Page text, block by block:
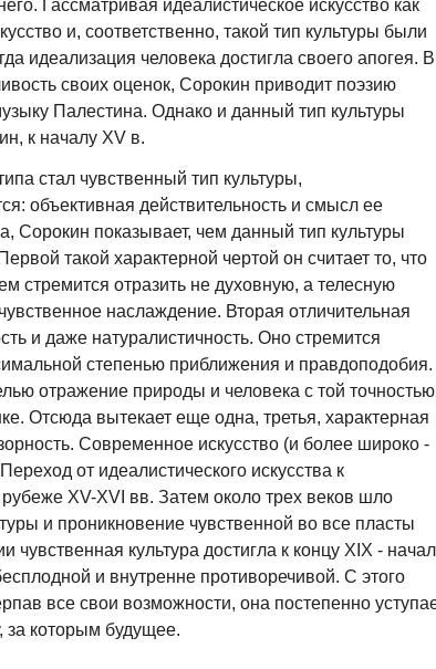
Гассматривая идеалистическое искусство как
и, соответственно, такой тип культуры были
идеализация человека достигла своего апогея. В
своих оценок, Сорокин приводит поэзию
Палестина. Однако и данный тип культуры
к началу XV в.
стал чувственный тип культуры,
объективная действительность и смысл ее
Сорокин показывает, чем данный тип культуры
такой характерной чертой он считает то, что
стремится отразить не духовную, а телесную
наслаждение. Вторая отличительная
и даже натуралистичность. Оно стремится
степенью приближения и правдоподобия.
отражение природы и человека с той
Отсюда вытекает еще одна, третья, характерная
Современное искусство (и более широко -
от идеалистического искусства к
XV-XVI вв. Затем около трех веков шло
и проникновение чувственной во все пласты
культура достигла к концу XIX -
и внутренне противоречивой. С этого
все свои возможности, она постепенно
за которым будущее.